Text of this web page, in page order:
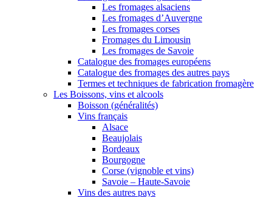
Les fromages alsaciens
Les fromages d’Auvergne
Les fromages corses
Fromages du Limousin
Les fromages de Savoie
Catalogue des fromages européens
Catalogue des fromages des autres pays
Termes et techniques de fabrication fromagère
Les Boissons, vins et alcools
Boisson (généralités)
Vins français
Alsace
Beaujolais
Bordeaux
Bourgogne
Corse (vignoble et vins)
Savoie – Haute-Savoie
Vins des autres pays